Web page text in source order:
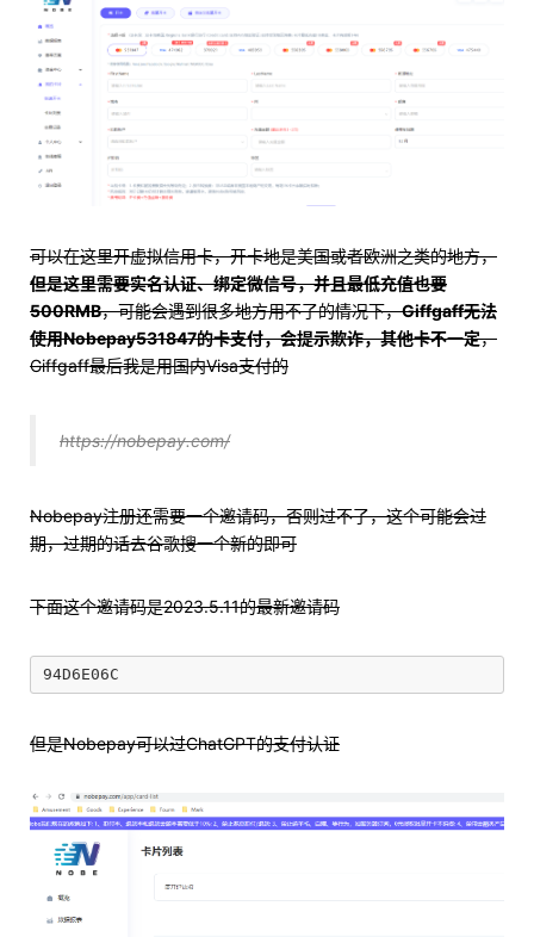
可以在这里开虚拟信用卡，开卡地是美国或者欧洲之类的地方，
但是这里需要实名认证、绑定微信号，并且最低充值也要
500RMB，可能会遇到很多地方用不了的情况下，Giffgaff无法
使用Nobepay531847的卡支付，会提示欺诈，其他卡不一定，
Giffgaff最后我是用国内Visa支付的
https://nobepay.com/
Nobepay注册还需要一个邀请码，否则过不了，这个可能会过
期，过期的话去谷歌搜一个新的即可
下面这个邀请码是2023.5.11的最新邀请码
但是Nobepay可以过ChatGPT的支付认证